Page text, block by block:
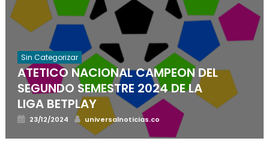
Sin Categorizar
ATETICO NACIONAL CAMPEON DEL
SEGUNDO SEMESTRE 2024 DE LA
LIGA BETPLAY
Posted
23/12/2024 Author
universalnoticias.co